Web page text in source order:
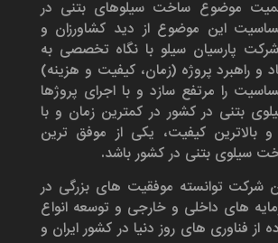
موضوع ساخت سیلوهای بتنی در
این موضوع از دید کشاورزان و
شرکت پارسیان سیلو با نگاه تخصصی به
و راهبرد پروژه (زمان، کیفیت و هزینه)
را مرتفع سازد و با اجرای پروژها
بتنی در کشور در کمترین زمان و با
بالاترین کیفیت، یکی از موفق ترین
سیلوی بتنی در کشور باشد.
شرکت توانسته موفقیت های بزرگی در
های داخلی و خارجی و توسعه انواع
از فناوری های روز دنیا در کشور ایران و